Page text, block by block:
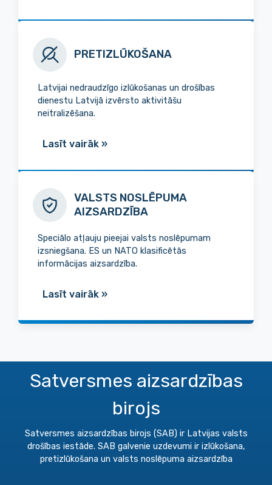
PRETIZLŪKOŠANA
Latvijai nedraudzīgo izlūkošanas un drošības
dienestu Latvijā izvērsto aktivitāšu
neitralizēšana.
Lasīt vairāk »
VALSTS NOSLĒPUMA
AIZSARDZĪBA
Speciālo atļauju pieejai valsts noslēpumam
izsniegšana. ES un NATO klasificētās
informācijas aizsardzība.
Lasīt vairāk »
Satversmes aizsardzības
birojs
Satversmes aizsardzības birojs (SAB) ir Latvijas valsts
drošības iestāde. SAB galvenie uzdevumi ir izlūkošana,
pretizlūkošana un valsts noslēpuma aizsardzība